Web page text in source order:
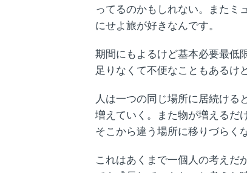
ってるのかもしれない。またミ
にせよ旅が好きなんです。
期間にもよるけど基本必要最低
足りなくて不便なこともあるけ
人は一つの同じ場所に居続け
増えていく。また物が増えるだ
そこから違う場所に移りづらくな
これはあくまで一個人の考えだ